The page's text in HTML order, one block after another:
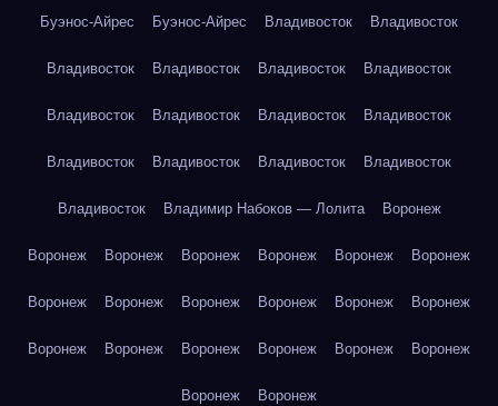
Буэнос-Айрес Буэнос-Айрес Владивосток Владивосток
Владивосток Владивосток Владивосток Владивосток
Владивосток Владивосток Владивосток Владивосток
Владивосток Владивосток Владивосток Владивосток
Владивосток Владимир Набоков — Лолита Воронеж
Воронеж Воронеж Воронеж Воронеж Воронеж Воронеж
Воронеж Воронеж Воронеж Воронеж Воронеж Воронеж
Воронеж Воронеж Воронеж Воронеж Воронеж Воронеж
Воронеж Воронеж